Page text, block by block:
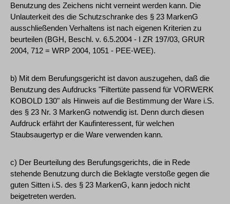
Benutzung des Zeichens nicht verneint werden kann. Die
Unlauterkeit des die Schutzschranke des § 23 MarkenG
ausschließenden Verhaltens ist nach eigenen Kriterien zu
beurteilen (BGH, Beschl. v. 6.5.2004 - I ZR 197/03, GRUR
2004, 712 = WRP 2004, 1051 - PEE-WEE).
b) Mit dem Berufungsgericht ist davon auszugehen, daß die
Benutzung des Aufdrucks "Filtertüte passend für VORWERK
KOBOLD 130" als Hinweis auf die Bestimmung der Ware i.S.
des § 23 Nr. 3 MarkenG notwendig ist. Denn durch diesen
Aufdruck erfährt der Kaufinteressent, für welchen
Staubsaugertyp er die Ware verwenden kann.
c) Der Beurteilung des Berufungsgerichts, die in Rede
stehende Benutzung durch die Beklagte verstoße gegen die
guten Sitten i.S. des § 23 MarkenG, kann jedoch nicht
beigetreten werden.